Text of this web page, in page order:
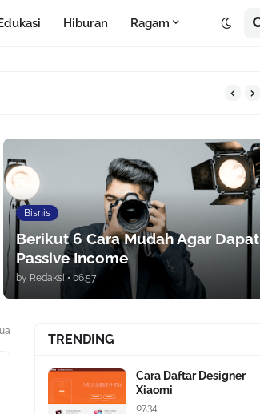
Hiburan Ragam
Bisnis
Berikut 6 Cara Mudah Agar Dapat
Passive Income
by Redaksi • 06.57
TRENDING
Cara Daftar Designer
Xiaomi
07.34